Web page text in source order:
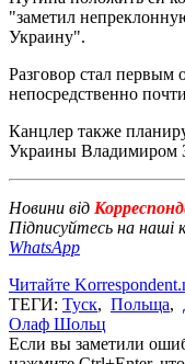
"заметил
Украину".
Разговор стал
непосредственно
Канцлер также
Украины Владимиром
Новини від
Підписуйтесь на наші
WhatsApp
Читайте
ТЕГИ: Туск, Польща,
Олаф Шольц
Если вы заметили